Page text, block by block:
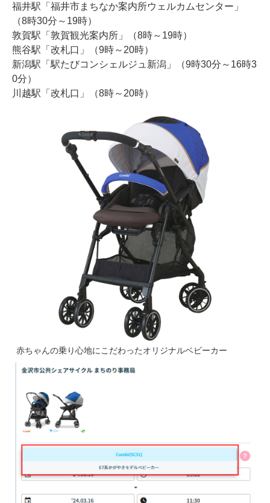
福井駅「福井市まちなか案内所ウェルカムセンター」
（8時30分～19時）
敦賀駅「敦賀観光案内所」（8時～19時）
熊谷駅「改札口」（9時～20時）
新潟駅「駅たびコンシェルジュ新潟」（9時30分～16時3
0分）
川越駅「改札口」（8時～20時）
赤ちゃんの乗り心地にこだわったオリジナルベビーカー